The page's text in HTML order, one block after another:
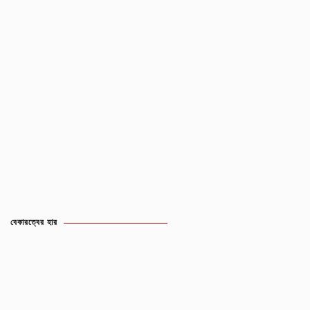
বেকারত্বের হার